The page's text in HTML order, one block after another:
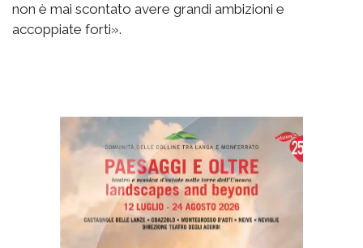
non è mai scontato avere grandi ambizioni e
accoppiate forti».